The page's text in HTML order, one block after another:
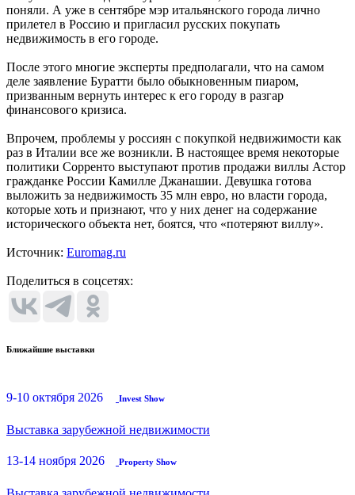
поняли. А уже в сентябре мэр итальянского города лично
прилетел в Россию и пригласил русских покупать
недвижимость в его городе.
После этого многие эксперты предполагали, что на самом
деле заявление Буратти было обыкновенным пиаром,
призванным вернуть интерес к его городу в разгар
финансового кризиса.
Впрочем, проблемы у россиян с покупкой недвижимости как
раз в Италии все же возникли. В настоящее время некоторые
политики Сорренто выступают против продажи виллы Астор
гражданке России Камилле Джанашии. Девушка готова
выложить за недвижимость 35 млн евро, но власти города,
которые хоть и признают, что у них денег на содержание
исторического объекта нет, боятся, что «потеряют виллу».
Источник: Euromag.ru
Поделиться в соцсетях:
Ближайшие выставки
9-10 октября 2026 Invest Show
Выставка зарубежной недвижимости
13-14 ноября 2026 Property Show